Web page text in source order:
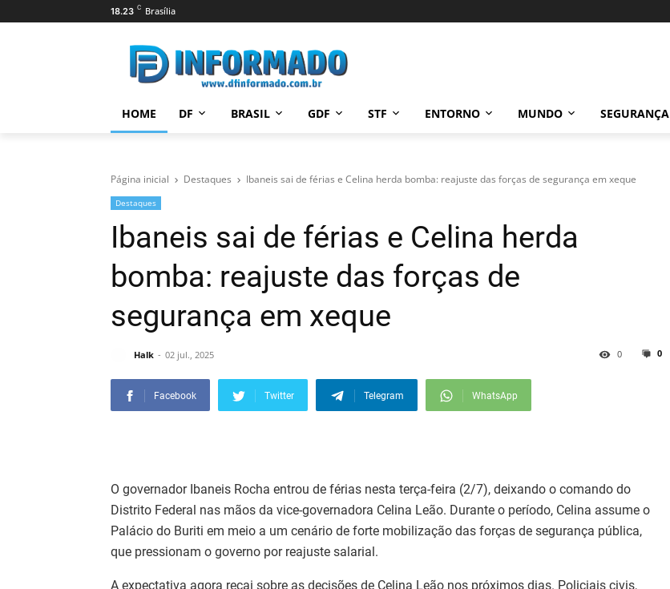
18.23 C Brasília
HOME DF BRASIL GDF STF ENTORNO MUNDO SEGURANÇA
Página inicial Destaques Ibaneis sai de férias e Celina herda bomba: reajuste das forças de segurança em xeque
Destaques
Ibaneis sai de férias e Celina herda
bomba: reajuste das forças de
segurança em xeque
Halk 02 jul., 2025 0
0
Facebook Twitter Telegram WhatsApp
O governador Ibaneis Rocha entrou de férias nesta terça-feira (2/7), deixando o comando do
Distrito Federal nas mãos da vice-governadora Celina Leão. Durante o período, Celina assume o
Palácio do Buriti em meio a um cenário de forte mobilização das forças de segurança pública,
que pressionam o governo por reajuste salarial.
A expectativa agora recai sobre as decisões de Celina Leão nos próximos dias. Policiais civis,